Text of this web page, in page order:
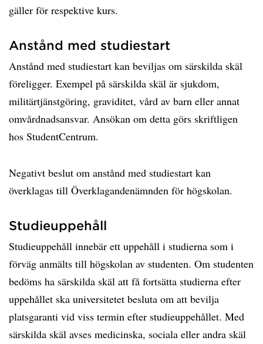
gäller för respektive kurs.
Anstånd med studiestart
Anstånd med studiestart kan beviljas om särskilda skäl
föreligger. Exempel på särskilda skäl är sjukdom,
militärtjänstgöring, graviditet, vård av barn eller annat
omvårdnadsansvar. Ansökan om detta görs skriftligen
hos StudentCentrum.
Negativt beslut om anstånd med studiestart kan
överklagas till Överklagandenämnden för högskolan.
Studieuppehåll
Studieuppehåll innebär ett uppehåll i studierna som i
förväg anmälts till högskolan av studenten. Om studenten
bedöms ha särskilda skäl att få fortsätta studierna efter
uppehållet ska universitetet besluta om att bevilja
platsgaranti vid viss termin efter studieuppehållet. Med
särskilda skäl avses medicinska, sociala eller andra skäl